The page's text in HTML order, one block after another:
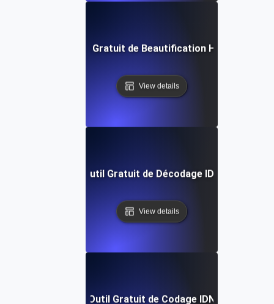
Outil Gratuit de Beautification HTML
View details
Outil Gratuit de Décodage IDN
View details
Outil Gratuit de Codage IDN